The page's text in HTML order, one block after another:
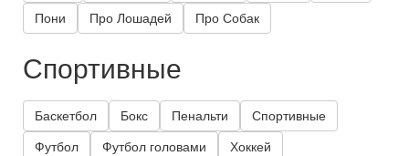
Пони Про Лошадей Про Собак
Спортивные
Баскетбол Бокс Пенальти Спортивные
Футбол Футбол головами Хоккей